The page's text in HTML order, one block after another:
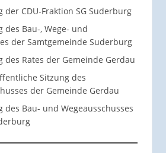
der CDU-Fraktion SG Suderburg
des Bau-, Wege- und
der Samtgemeinde Suderburg
des Rates der Gemeinde Gerdau
Sitzung des
der Gemeinde Gerdau
des Bau- und Wegeausschusses